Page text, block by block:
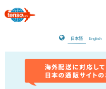
日本語 English